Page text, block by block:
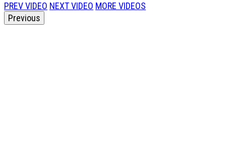
PREV VIDEO NEXT VIDEO MORE VIDEOS
Previous